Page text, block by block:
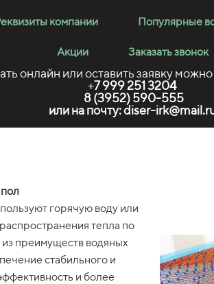
компании Популярные
Акции Заказать звонок
онлайн или оставить заявку
+7 999 251 3204
8 (3952)590-555
или на почту: diser-
горячую воду или
тепла по
преимуществ водяных
стабильного и
и более